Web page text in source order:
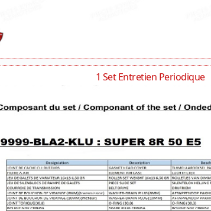
1 Set Entretien Periodique